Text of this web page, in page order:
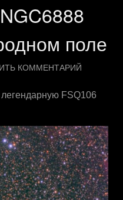
поле
КОММЕНТАРИЙ
FSQ106